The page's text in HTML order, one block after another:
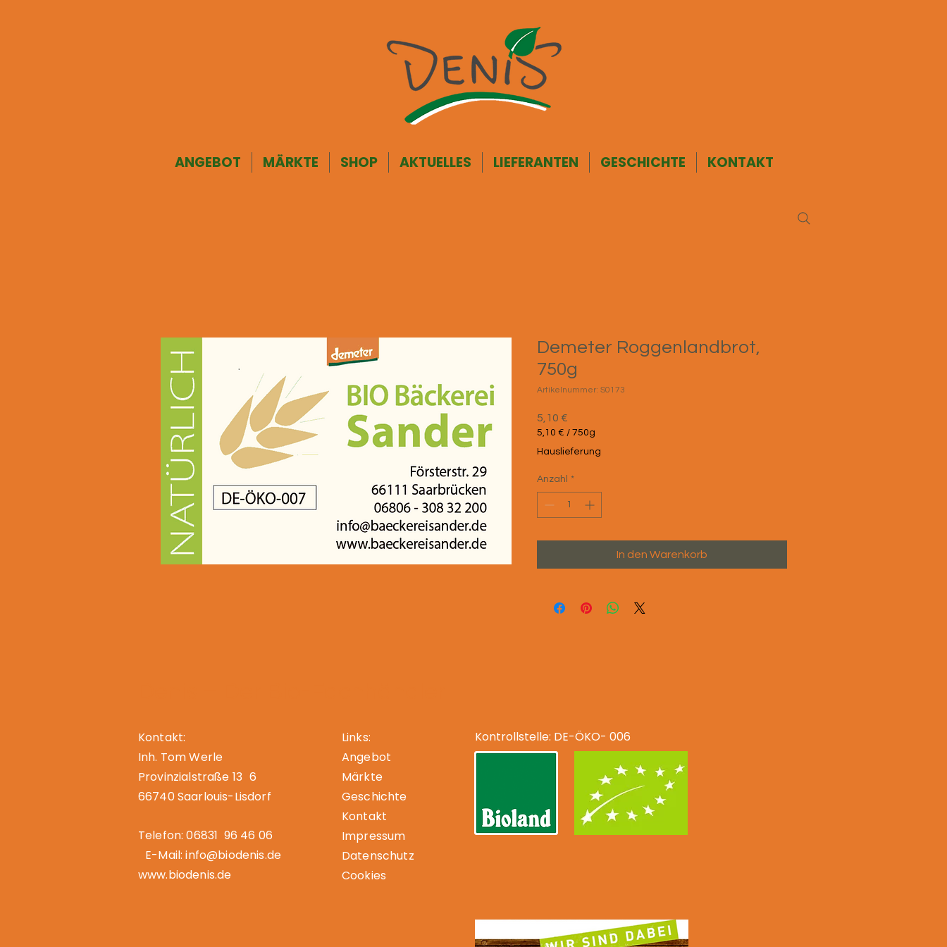
ANGEBOT MÄRKTE SHOP AKTUELLES LIEFERANTEN GESCHICHTE KONTAKT
Demeter Roggenlandbrot,
750g
Artikelnummer: S0173
5,10 €
5,10 € / 750g
5,10 €
Hauslieferung
Anzahl *
In den Warenkorb
Kontakt:
Inh. Tom Werle
Provinzialstraße 13 6
66740 Saarlouis-Lisdorf
Telefon: 06831 96 46 06
E-Mail: info@biodenis.de
www.biodenis.de
Links:
Angebot
Märkte
Geschichte
Kontakt
Impressum
Datenschutz
Cookies
Kontrollstelle: DE-ÖKO- 006